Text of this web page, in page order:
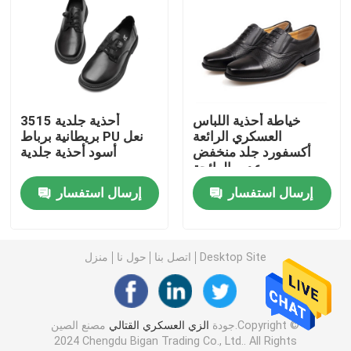
سترة عسكرية تكتيكية
أحذية جلدية عسكرية
أحذية اللباس العسكري
معدات التخييم العسكرية
معدات الصيد في الهواء الطلق
قفازات ركوب مقاومة للماء
3515 أحذية جلدية
بريطانية برباط PU نعل
أسود أحذية جلدية
إرسال استفسار
خياطة أحذية اللباس
العسكري الرائعة
أكسفورد جلد منخفض
عديم الرائحة
إرسال استفسار
منزل حول نا اتصل بنا Desktop Site
جودة الزي العسكري القتالي مصنع الصين.Copyright ©
2024 Chengdu Bigan Trading Co., Ltd.. All Rights